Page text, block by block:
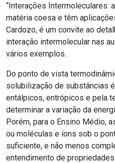
“Interações Intermoleculares:
matéria coesa e têm
Cardozo, é um convite ao
interação intermolecular nas
vários exemplos.
Do ponto de vista
solubilização de substâncias
entálpicos, entrópicos e pela
determinar a variação da
Porém, para o Ensino Médio,
ou moléculas e íons sob o
suficiente, e não menos
entendimento de